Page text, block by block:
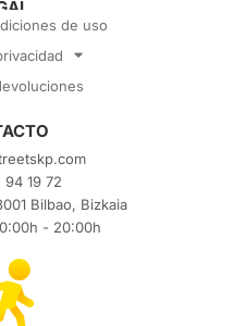
de uso
94 19 72
Bilbao, Bizkaia
- 20:00h